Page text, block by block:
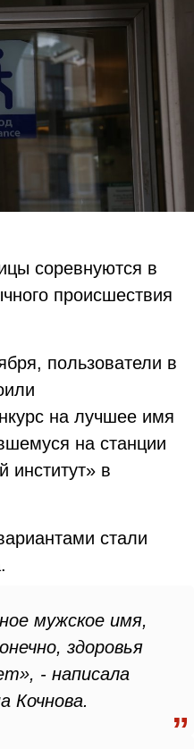
соревнуются в
происшествия
пользователи в
на лучшее имя
на станции
институт» в
стали
мужское имя,
здоровья
- написала
Кочнова.